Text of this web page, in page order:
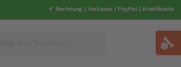
✔ Rechnung | Vorkasse | PayPal | Kreditkarte